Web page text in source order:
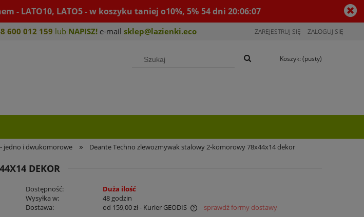
- LATO10, LATO5 - w koszyku taniej o10%, 5% 54dni20:06:06
8 600 012 159 lub NAPISZ! e-mail sklep@lazienki.eco ZAREJESTRUJ SIĘ ZALOGUJ SIĘ
Koszyk: (pusty)
jedno i dwukomorowe » Deante Techno zlewozmywak stalowy 2-komorowy 78x44x14 dekor
DEKOR
Dostępność:
Duża ilość
Wysyłka w:
48 godzin
Dostawa:
od 159,00 zł- Kurier GEODIS sprawdź formy dostawy